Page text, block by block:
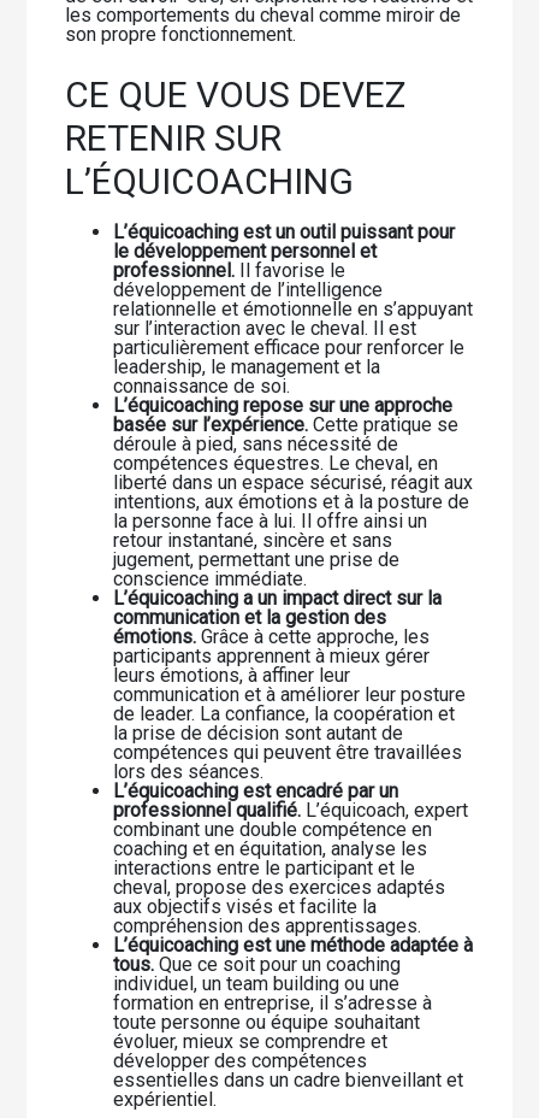
les comportements du cheval comme miroir de
son propre fonctionnement.
CE QUE VOUS DEVEZ
RETENIR SUR
L’ÉQUICOACHING
L’équicoaching est un outil puissant pour
le développement personnel et
professionnel. Il favorise le
développement de l’intelligence
relationnelle et émotionnelle en s’appuyant
sur l’interaction avec le cheval. Il est
particulièrement efficace pour renforcer le
leadership, le management et la
connaissance de soi.
L’équicoaching repose sur une approche
basée sur l’expérience. Cette pratique se
déroule à pied, sans nécessité de
compétences équestres. Le cheval, en
liberté dans un espace sécurisé, réagit aux
intentions, aux émotions et à la posture de
la personne face à lui. Il offre ainsi un
retour instantané, sincère et sans
jugement, permettant une prise de
conscience immédiate.
L’équicoaching a un impact direct sur la
communication et la gestion des
émotions. Grâce à cette approche, les
participants apprennent à mieux gérer
leurs émotions, à affiner leur
communication et à améliorer leur posture
de leader. La confiance, la coopération et
la prise de décision sont autant de
compétences qui peuvent être travaillées
lors des séances.
L’équicoaching est encadré par un
professionnel qualifié. L’équicoach, expert
combinant une double compétence en
coaching et en équitation, analyse les
interactions entre le participant et le
cheval, propose des exercices adaptés
aux objectifs visés et facilite la
compréhension des apprentissages.
L’équicoaching est une méthode adaptée à
tous. Que ce soit pour un coaching
individuel, un team building ou une
formation en entreprise, il s’adresse à
toute personne ou équipe souhaitant
évoluer, mieux se comprendre et
développer des compétences
essentielles dans un cadre bienveillant et
expérientiel.